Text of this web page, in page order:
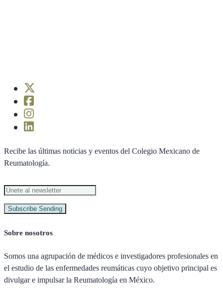
Recibe las últimas noticias y eventos del Colegio Mexicano de
Reumatología.
Subscribe Sending
Sobre nosotros
Somos una agrupación de médicos e investigadores profesionales en
el estudio de las enfermedades reumáticas cuyo objetivo principal es
divulgar e impulsar la Reumatología en México.